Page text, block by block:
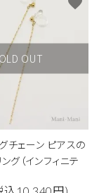
OUT
チェーン ピアスの
グ（インフィニテ
込10,340円)